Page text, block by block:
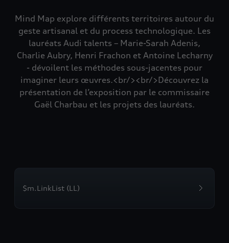
Mind Map explore différents territoires autour du
geste artisanal et du process technologique. Les
lauréats Audi talents – Marie-Sarah Adenis,
Charlie Aubry, Henri Frachon et Antoine Lecharny
- dévoilent les méthodes sous-jacentes pour
imaginer leurs œuvres.<br/><br/>Découvrez la
présentation de l’exposition par le commissaire
Gaël Charbau et les projets des lauréats.
$m.LinkList (LL)